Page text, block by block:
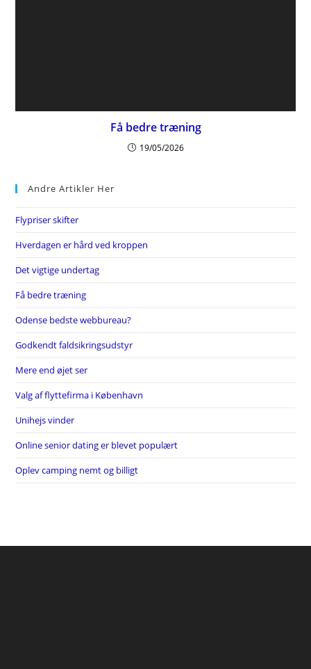
Få bedre træning
19/05/2026
Andre Artikler Her
Flypriser skifter
Hverdagen er hård ved kroppen
Det vigtige undertag
Få bedre træning
Odense bedste webbureau?
Godkendt faldsikringsudstyr
Mere end øjet ser
Valg af flyttefirma i København
Unihejs vinder
Online senior dating er blevet populært
Oplev camping nemt og billigt